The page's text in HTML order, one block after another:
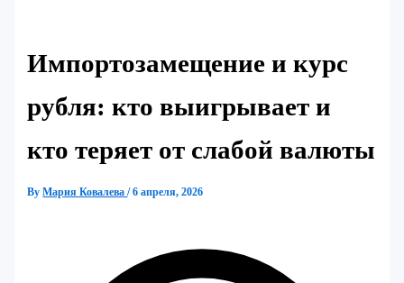
Импортозамещение и курс
рубля: кто выигрывает и
кто теряет от слабой валюты
ByМария Ковалева/6 апреля, 2026